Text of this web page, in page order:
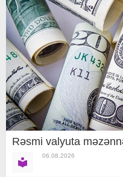
Rəsmi valyuta
06.08.2026